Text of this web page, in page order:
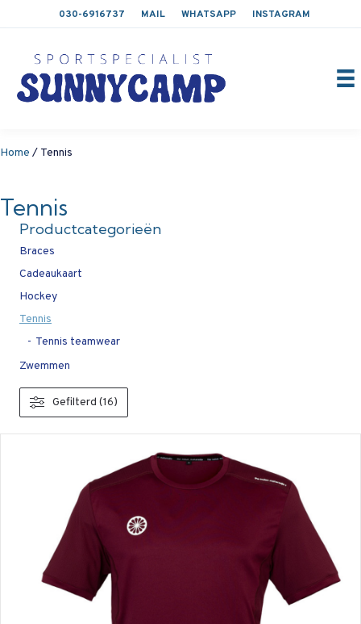
030-6916737 MAIL WHATSAPP INSTAGRAM
Home / Tennis
Tennis
Productcategorieën
Braces
Cadeaukaart
Hockey
Tennis
Tennis teamwear
Zwemmen
Gefilterd (16)